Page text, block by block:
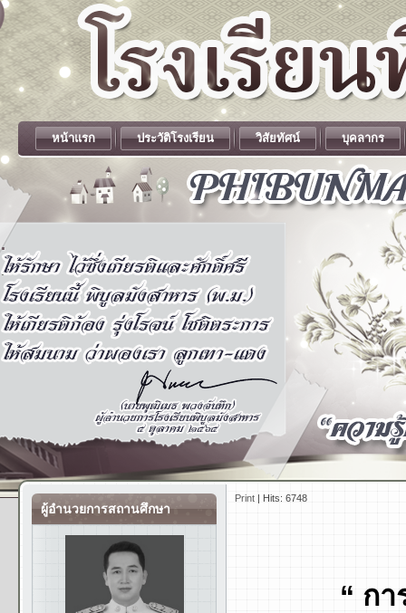
.
.
หน้าแรก ประวัติโรงเรียน วิสัยทัศน์ บุคลากร
ผู้อำนวยการสถานศึกษา
Print | Hits: 6748
“ ก